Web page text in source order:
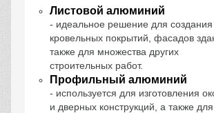
Листовой алюминий
- идеальное решение для создания
кровельных покрытий, фасадов
также для множества других
строительных работ.
Профильный алюминий
- используется для изготовления
и дверных конструкций, а также для